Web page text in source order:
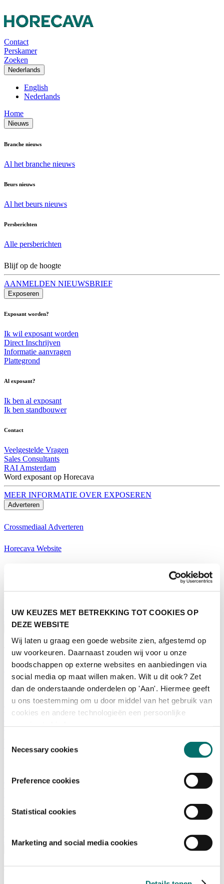
UW KEUZES MET BETREKKING TOT COOKIES OP
DEZE WEBSITE
Wij laten u graag een goede website zien, afgestemd op
uw voorkeuren. Daarnaast zouden wij voor u onze
boodschappen op externe websites en aanbiedingen via
social media op maat willen maken. Wilt u dit ook? Zet
dan de onderstaande onderdelen op 'Aan'. Hiermee geeft
u ons toestemming om u door middel van het gebruik van
cookies en andere technologieën een persoonlijke
Necessary cookies
Preference cookies
Statistical cookies
Marketing and social media cookies
Contact
Perskamer
Zoeken
Nederlands
English
Nederlands
Home
Nieuws
Branche nieuws
Al het branche nieuws
Beurs nieuws
Al het beurs nieuws
Persberichten
Alle persberichten
Blijf op de hoogte
AANMELDEN NIEUWSBRIEF
Exposeren
Exposant worden?
Ik wil exposant worden
Direct Inschrijven
Informatie aanvragen
Plattegrond
Al exposant?
Ik ben al exposant
Ik ben standbouwer
Contact
Veelgestelde Vragen
Sales Consultants
RAI Amsterdam
Word exposant op Horecava
MEER INFORMATIE OVER EXPOSEREN
Adverteren
Crossmediaal Adverteren
Horecava Website
Horecava Social Media
Bezoeken
Thema's Horecava
Alle Thema's
Programma
Terugblik
Activiteiten
Exposantenlijst
Programma
Tickets
Veelgestelde Vragen
TICKETS HORECAVA
Over Horecava